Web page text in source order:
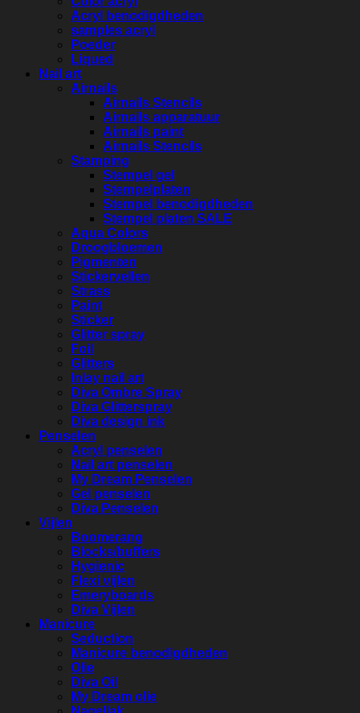
Acryl benodigdheden
samples acryl
Poeder
Liqued
Nail art
Airnails
Airnails Stencils
Airnails apparatuur
Airnails paint
Airnails Stencils
Stamping
Stempel gel
Stempelplaten
Stempel benodigdheden
Stempel platen SALE
Aqua Colors
Droogbloemen
Pigmenten
Stickervellen
Strass
Paint
Sticker
Glitter spray
Foil
Glitters
Inlay nail art
Diva Ombre Spray
Diva Glitterspray
Diva design ink
Penselen
Acryl penselen
Nail art penselen
My Dream Penselen
Gel penselen
Diva Penselen
Vijlen
Boomerang
Blocks/buffers
Hygienic
Flexi vijlen
Emeryboards
Diva Vijlen
Manicure
Seduction
Manicure benodigdheden
Olie
Diva Oil
My Dream olie